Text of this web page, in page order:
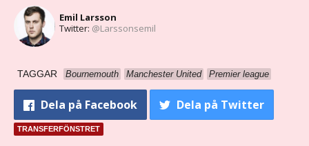
Emil Larsson
Twitter: @Larssonsemil
TAGGAR Bournemouth Manchester United Premier league
Dela på Facebook Dela på Twitter
TRANSFERFÖNSTRET